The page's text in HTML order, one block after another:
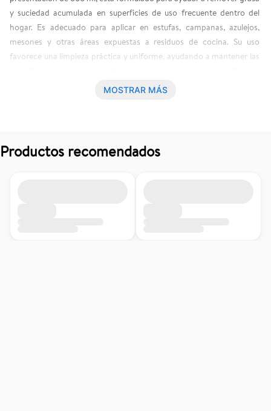
y suciedad acumulada en superficies de uso frecuente dentro del
hogar. Es adecuado para aplicar en estufas, campanas, azulejos,
mesones y otras áreas expuestas a residuos de cocina. Su uso
favorece una limpieza práctica y uniforme, ayudando a mantener las
funcional para la rutina diaria de limpieza, ya que su formato facilita la
Información del producto: La información de este producto es
proporcionada por fabricantes y distribuidores y te recomendamos
MOSTRAR MÁS
Productos recomendados